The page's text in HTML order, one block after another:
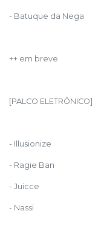
- Batuque da Nega
++ em breve
[PALCO ELETRÔNICO]
- Illusionize
- Ragie Ban
- Juicce
- Nassi